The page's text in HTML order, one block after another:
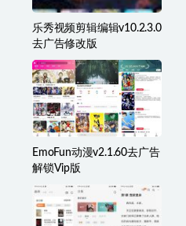
乐秀视频剪辑编辑v10.2.3.0
去广告修改版
EmoFun动漫v2.1.60去广告
解锁Vip版